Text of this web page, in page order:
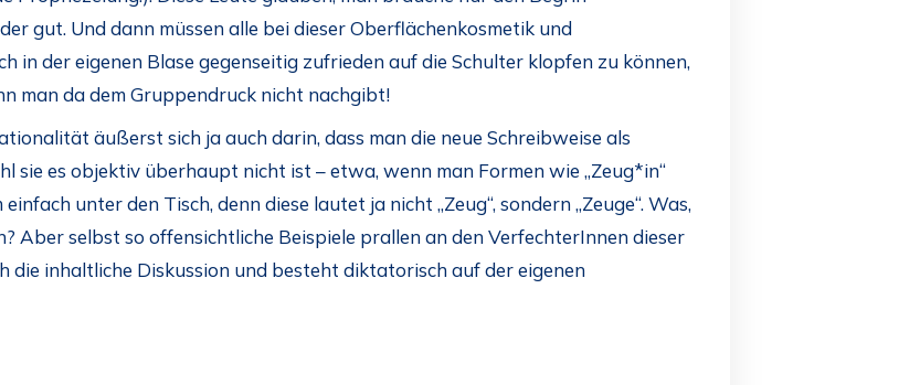
gut. Und dann müssen alle bei dieser Oberflächenkosmetik und
in der eigenen Blase gegenseitig zufrieden auf die Schulter klopfen zu können,
man da dem Gruppendruck nicht nachgibt!
äußerst sich ja auch darin, dass man die neue Schreibweise als
sie es objektiv überhaupt nicht ist – etwa, wenn man Formen wie „Zeug*in“
unter den Tisch, denn diese lautet ja nicht „Zeug“, sondern „Zeuge“. Was,
Aber selbst so offensichtliche Beispiele prallen an den VerfechterInnen dieser
die inhaltliche Diskussion und besteht diktatorisch auf der eigenen